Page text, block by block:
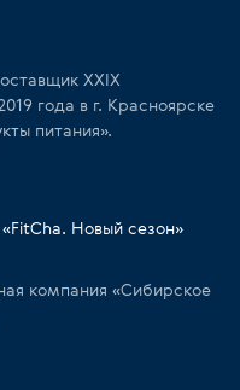
XXIX
года в г. Красноярске
питания».
Новый сезон»
компания «Сибирское